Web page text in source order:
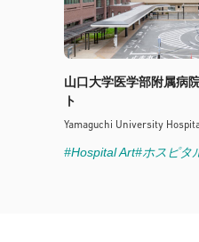
山口大学医学部附属病
ト
Yamaguchi University
#Hospital Art#ホスピタ